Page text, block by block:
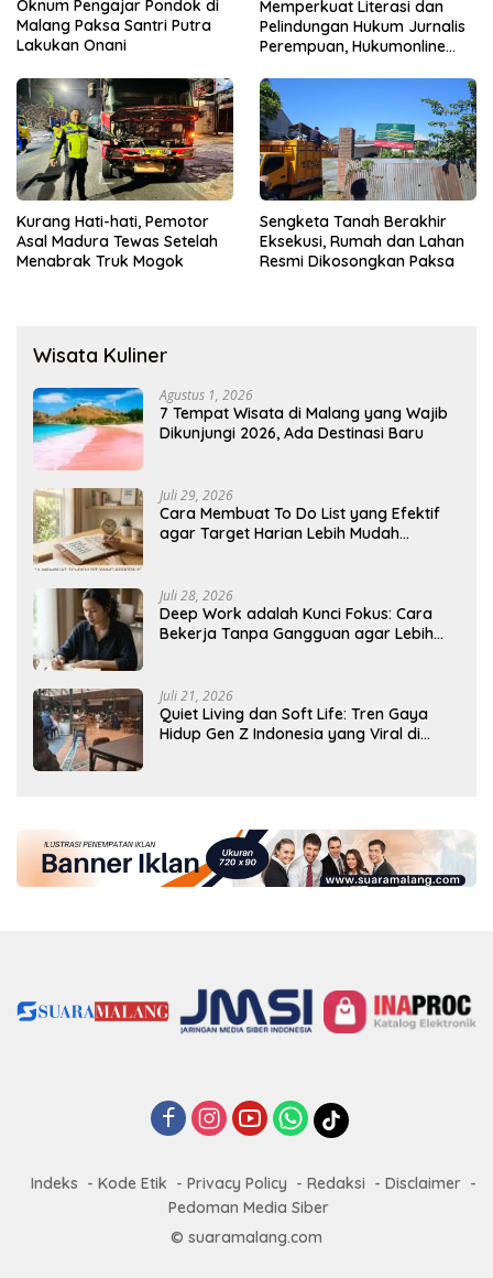
Oknum Pengajar Pondok di
Malang Paksa Santri Putra
Lakukan Onani
Memperkuat Literasi dan
Pelindungan Hukum Jurnalis
Perempuan, Hukumonline
Gratis
Kurang Hati-hati, Pemotor
Asal Madura Tewas Setelah
Menabrak Truk Mogok
Sengketa Tanah Berakhir
Eksekusi, Rumah dan Lahan
Resmi Dikosongkan Paksa
Wisata Kuliner
Agustus 1, 2026
7 Tempat Wisata di Malang yang Wajib
Dikunjungi 2026, Ada Destinasi Baru
Juli 29, 2026
Cara Membuat To Do List yang Efektif
agar Target Harian Lebih Mudah
Juli 28, 2026
Deep Work adalah Kunci Fokus: Cara
Bekerja Tanpa Gangguan agar Lebih
Juli 21, 2026
Quiet Living dan Soft Life: Tren Gaya
Hidup Gen Z Indonesia yang Viral di
Indeks Kode Etik Privacy Policy Redaksi
Disclaimer
Pedoman Media Siber
© suaramalang.com